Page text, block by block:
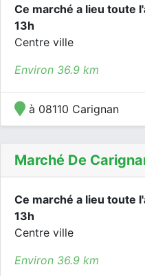
Ce marché a lieu toute
13h
Centre ville
Environ 36.9 km
à 08110 Carignan
Marché De
Ce marché a lieu toute
13h
Centre ville
Environ 36.9 km